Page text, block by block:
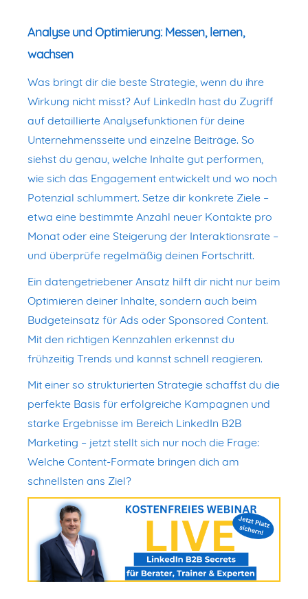
Analyse und Optimierung: Messen, lernen,
wachsen
Was bringt dir die beste Strategie, wenn du ihre
Wirkung nicht misst? Auf LinkedIn hast du Zugriff
auf detaillierte Analysefunktionen für deine
Unternehmensseite und einzelne Beiträge. So
siehst du genau, welche Inhalte gut performen,
wie sich das Engagement entwickelt und wo noch
Potenzial schlummert. Setze dir konkrete Ziele –
etwa eine bestimmte Anzahl neuer Kontakte pro
Monat oder eine Steigerung der Interaktionsrate –
und überprüfe regelmäßig deinen Fortschritt.
Ein datengetriebener Ansatz hilft dir nicht nur beim
Optimieren deiner Inhalte, sondern auch beim
Budgeteinsatz für Ads oder Sponsored Content.
Mit den richtigen Kennzahlen erkennst du
frühzeitig Trends und kannst schnell reagieren.
Mit einer so strukturierten Strategie schaffst du die
perfekte Basis für erfolgreiche Kampagnen und
starke Ergebnisse im Bereich LinkedIn B2B
Marketing – jetzt stellt sich nur noch die Frage:
Welche Content-Formate bringen dich am
schnellsten ans Ziel?